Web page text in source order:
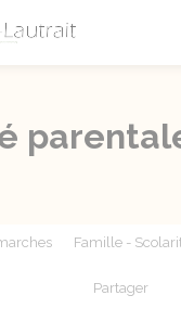
Famille -
Partager